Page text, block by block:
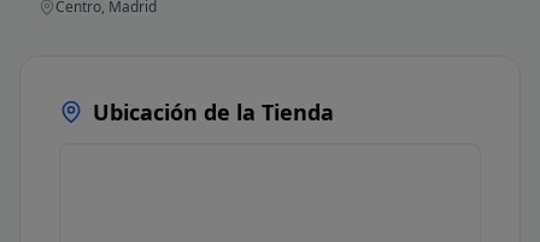
Centro, Madrid
Ubicación de la Tienda